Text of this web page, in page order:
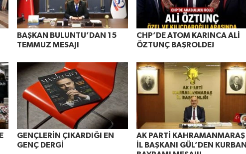
BAŞKAN BULUNTU’DAN 15
TEMMUZ MESAJI
CHP’DE ATOM KARINCA ALİ
ÖZTUNÇ BAŞROLDE!
GENÇLERİN ÇIKARDIĞI EN
GENÇ DERGİ
AK PARTİ KAHRAMANMARAŞ
İL BAŞKANI GÜL’DEN KURBAN